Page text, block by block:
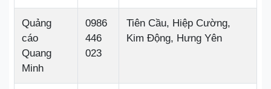
Quảng
cáo
Quang
Minh
0986
446
023
Tiên Cầu, Hiệp Cường,
Kim Động, Hưng Yên